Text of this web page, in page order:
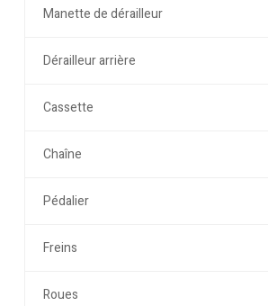
Manette de dérailleur
Dérailleur arrière
Cassette
Chaîne
Pédalier
Freins
Roues